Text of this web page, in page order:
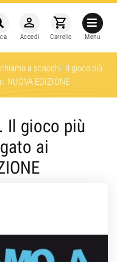
Menu
shopping_cart
Carrello
person_outline
Accedi
a scacchi. Il gioco più
NUOVA EDIZIONE
Il gioco più
ai